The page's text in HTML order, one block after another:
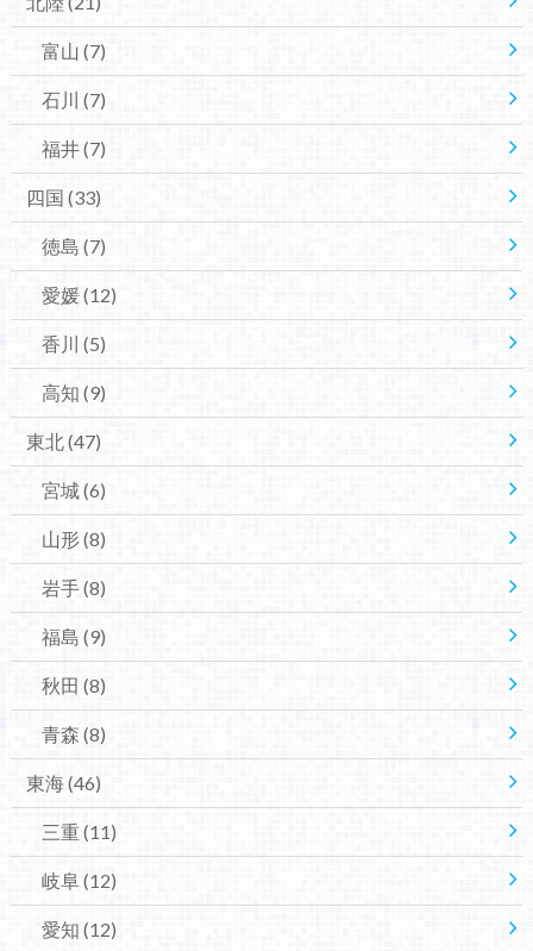
富山 (7)
石川 (7)
福井(7)
四国 (33)
徳島 (7)
愛媛(12)
香川 (5)
高知 (9)
東北 (47)
宮城(6)
山形(8)
岩手(8)
福島 (9)
秋田 (8)
青森 (8)
東海(46)
三重 (11)
岐阜 (12)
愛知 (12)